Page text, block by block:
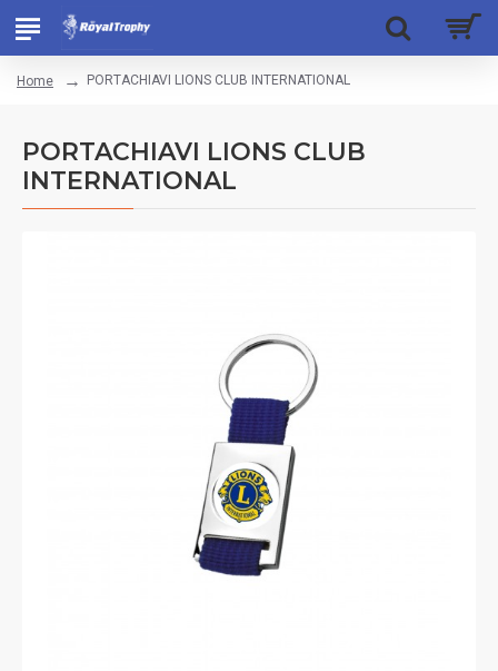
Home PORTACHIAVI LIONS CLUB INTERNATIONAL
PORTACHIAVI LIONS CLUB
INTERNATIONAL